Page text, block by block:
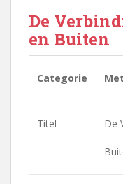
De
en Buiten
Categorie
Titel De